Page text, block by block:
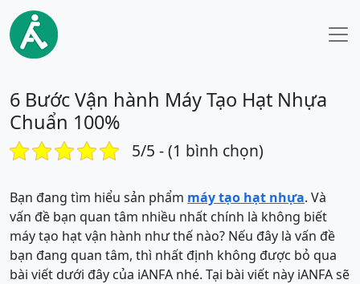
6 Bước Vận hành Máy Tạo Hạt Nhựa
Chuẩn 100%
5/5 - (1 bình chọn)
Bạn đang tìm hiểu sản phẩm máy tạo hạt nhựa. Và
vấn đề bạn quan tâm nhiều nhất chính là không biết
máy tạo hạt vận hành như thế nào? Nếu đây là vấn đề
bạn đang quan tâm, thì nhất định không được bỏ qua
bài viết dưới đây của iANFA nhé. Tại bài viết này iANFA sẽ